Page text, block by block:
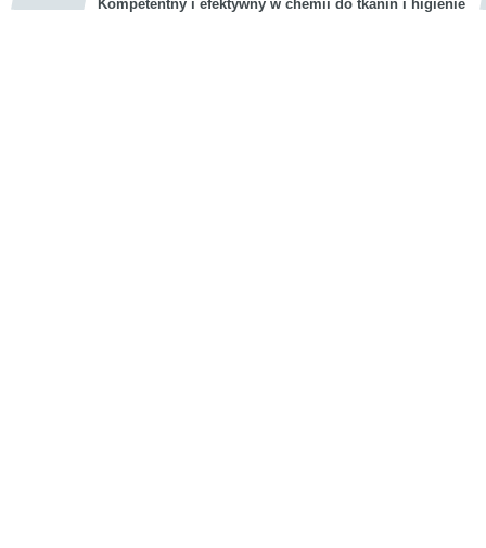
Kompetentny i efektywny w chemii do tkanin i higienie